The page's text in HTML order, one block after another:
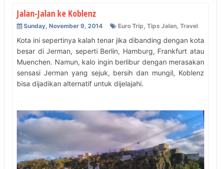
Jalan-Jalan ke Koblenz
Sunday, November 9, 2014 Euro Trip, Tips Jalan, Travel
Kota ini sepertinya kalah tenar jika dibanding dengan kota
besar di Jerman, seperti Berlin, Hamburg, Frankfurt atau
Muenchen. Namun, kalo ingin berlibur dengan merasakan
sensasi Jerman yang sejuk, bersih dan mungil, Koblenz
bisa dijadikan alternatif untuk dijelajahi.